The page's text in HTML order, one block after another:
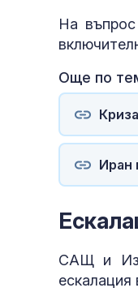
На
Още по
Иран
САЩ и
ескалация